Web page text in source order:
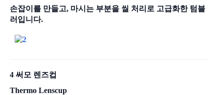
손잡이를 만들고, 마시는 부분을 씰 처리로 고급화한 텀블
러입니다.
4 써모 렌즈컵
Thermo Lenscup